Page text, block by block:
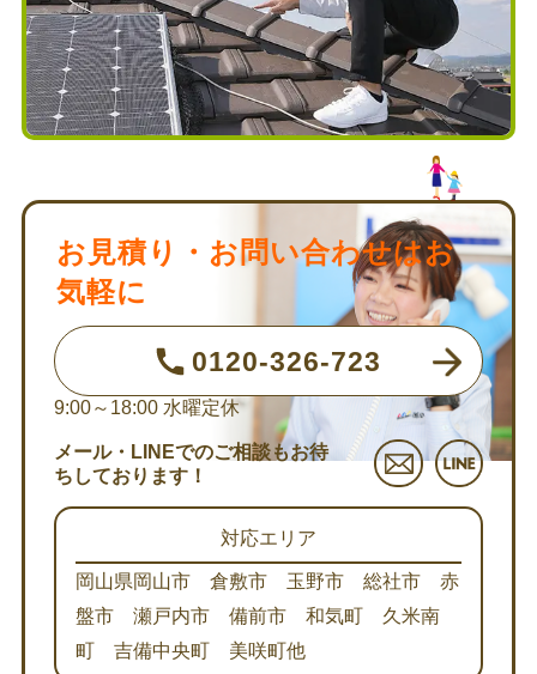
お見積り・お問い合わせはお
気軽に
0120-326-723
9:00～18:00 水曜定休
メール・LINEでのご相談もお待
ちしております！
対応エリア
岡山県岡山市 倉敷市 玉野市 総社市 赤
盤市 瀬戸内市 備前市 和気町 久米南
町 吉備中央町 美咲町他